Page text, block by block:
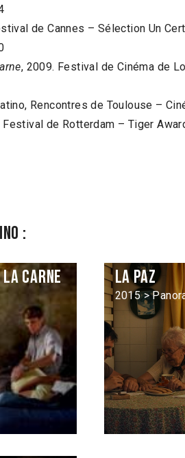
de Cannes – Sélection Un
, 2009. Festival de Cinéma de
Rencontres de Toulouse –
de Rotterdam – Tiger
:
la carne
La Paz
2015 >